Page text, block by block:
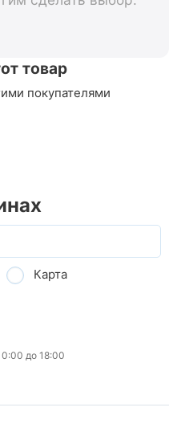
товар
покупателями
Карта
до 18:00